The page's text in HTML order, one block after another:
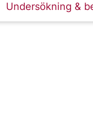
Undersökning &